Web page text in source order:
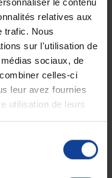
relatives aux
trafic. Nous
sur l'utilisation de
sociaux, de
celles-ci
leur avez fournies
utilisation de leurs
Paiement sécurisé
en ligne 100% sécurisé par
carte bancaire ou Paypal
Service client
18h